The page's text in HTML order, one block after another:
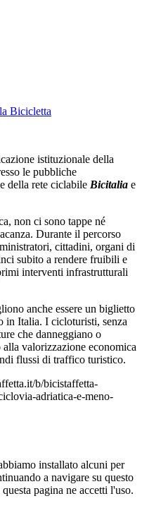
Bicicletta
istituzionale della
le pubbliche
della rete ciclabile Bicitalia e
non ci sono tappe né
Durante il percorso
cittadini, organi di
subito a rendere fruibili e
interventi infrastrutturali
anche essere un biglietto
in Italia. I cicloturisti, senza
che danneggiano o
valorizzazione economica
flussi di traffico turistico.
b/bicistaffetta-
adriatica-e-meno-
installato alcuni per
a navigare su questo
pagina ne accetti l'uso.